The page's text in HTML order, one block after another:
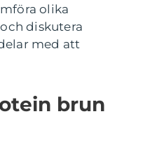
olika
diskutera
med att
brun